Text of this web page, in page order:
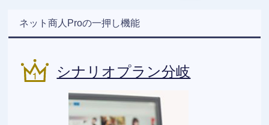
ネット商人Proの一押し機能
シナリオプラン分岐